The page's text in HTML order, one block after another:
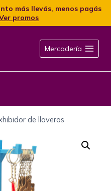
más llevás, menos pagás
promos
Mercadería
de llaveros